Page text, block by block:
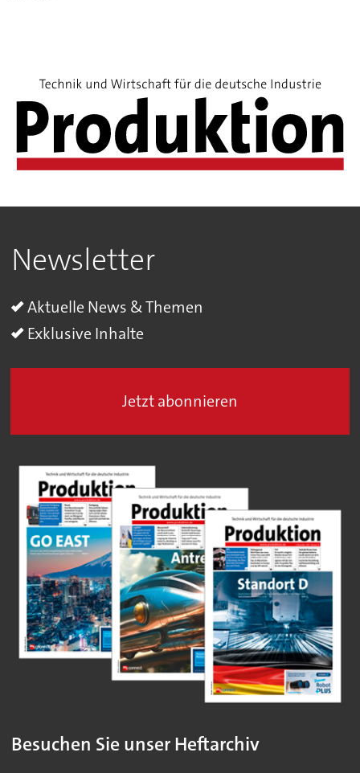
Newsletter
Aktuelle News & Themen
Exklusive Inhalte
Jetzt abonnieren
Besuchen Sie unser Heftarchiv